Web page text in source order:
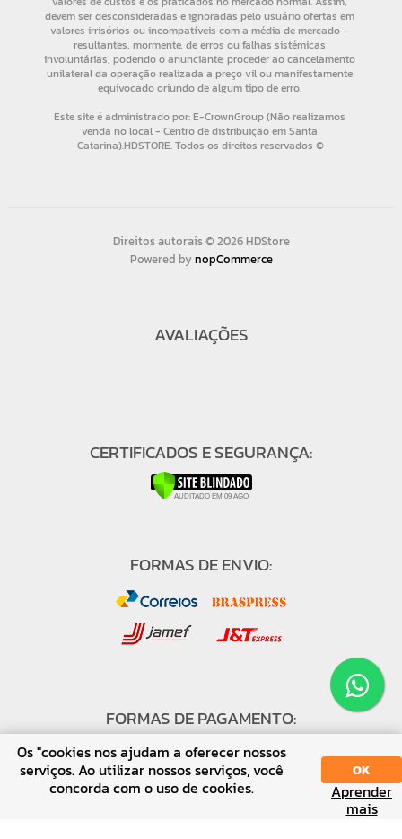
Direitos autorais © 2026 HDStore
Powered bynopCommerce
AVALIAÇÕES
CERTIFICADOS E SEGURANÇA:
FORMAS DE ENVIO:
FORMAS DE PAGAMENTO:
SORT DISPLAY
Os "cookies nos ajudam a oferecer nossos
serviços. Ao utilizar nossos serviços, você
concorda com o uso de cookies.
OK
Aprender
mais